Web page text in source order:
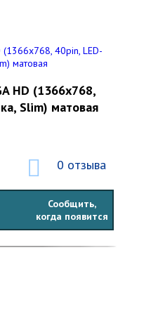
HD (1366x768,
Slim) матовая
0 отзыва
Сообщить,
когда появится